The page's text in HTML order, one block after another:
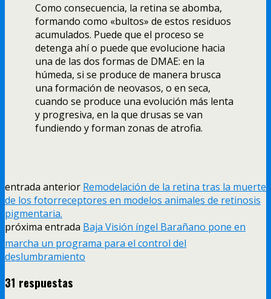
Como consecuencia, la retina se abomba,
formando como «bultos» de estos residuos
acumulados. Puede que el proceso se
detenga ahí­ o puede que evolucione hacia
una de las dos formas de DMAE: en la
húmeda, si se produce de manera brusca
una formación de neovasos, o en seca,
cuando se produce una evolución más lenta
y progresiva, en la que drusas se van
fundiendo y forman zonas de atrofia.
entrada anterior Remodelación de la retina tras la muerte
de los fotorreceptores en modelos animales de retinosis
pigmentaria.
próxima entrada Baja Visión íngel Barañano pone en
marcha un programa para el control del
deslumbramiento
31 respuestas